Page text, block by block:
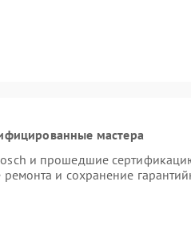
мастера
и прошедшие
и сохранение